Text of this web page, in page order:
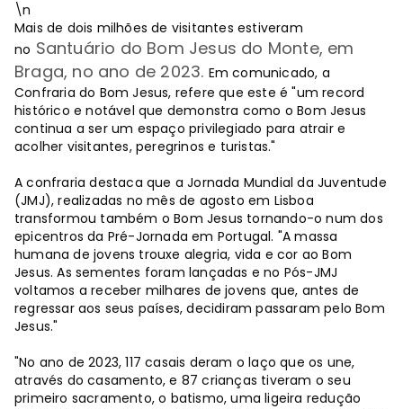
\n
Mais de dois milhões de visitantes estiveram
no Santuário do Bom Jesus do Monte, em
Braga, no ano de 2023. Em comunicado, a
Confraria do Bom Jesus, refere que este é "um record
histórico e notável que demonstra como o Bom Jesus
continua a ser um espaço privilegiado para atrair e
acolher visitantes, peregrinos e turistas."
A confraria destaca que a Jornada Mundial da Juventude
(JMJ), realizadas no mês de agosto em Lisboa
transformou também o Bom Jesus tornando-o num dos
epicentros da Pré-Jornada em Portugal. "A massa
humana de jovens trouxe alegria, vida e cor ao Bom
Jesus. As sementes foram lançadas e no Pós-JMJ
voltamos a receber milhares de jovens que, antes de
regressar aos seus países, decidiram passaram pelo Bom
Jesus."
"No ano de 2023, 117 casais deram o laço que os une,
através do casamento, e 87 crianças tiveram o seu
primeiro sacramento, o batismo, uma ligeira redução